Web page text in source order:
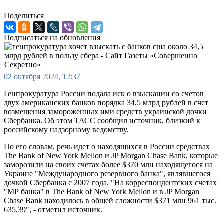
Поделиться
Подписаться на обновления
02 октября 2024, 12:37
Генпрокуратура России подала иск о взыскании со счетов
двух американских банков порядка 34,5 млрд рублей в счет
возмещения замороженных ими средств украинской дочки
Сбербанка. Об этом ТАСС сообщил источник, близкий к
российскому надзорному ведомству.
По его словам, речь идет о находящихся в России средствах
The Bank of New York Mellon и JP Morgan Chase Bank, которые
заморозили на своих счетах более $370 млн находящегося на
Украине "Международного резервного банка", являвшегося
дочкой Сбербанка с 2007 года. "На корреспондентских счетах
"МР банка" в The Bank of New York Mellon и в JP Morgan
Chase Bank находилось в общей сложности $371 млн 961 тыс.
635,39", - отметил источник.